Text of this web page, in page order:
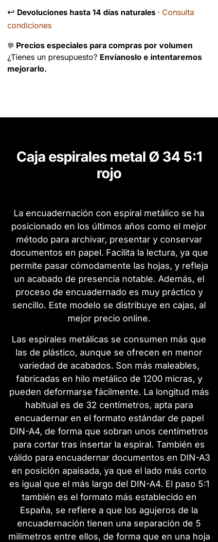
↩️ Devoluciones hasta 14 días naturales · Consulta
condiciones
💬 Precios especiales para compras por volumen
¿Tienes un presupuesto? Envíanoslo e intentaremos
mejorarlo.
Caja espirales metal Ø 34 5:1
rojo
La encuadernación con espiral metálico se ha
posicionado en los últimos años como el mejor
método para archivar, presentar y conservar
documentos en papel. Facilita la lectura, ya que
permite pasar cómodamente las hojas, y refleja
un acabado de presencia notable. Además, el
proceso de encuadernado es muy práctico y
sencillo. Este modelo se distribuye en cajas, al
mejor precio online.
Las espirales metálicas se consumen más que
las de plástico, aunque se ofrecen en menor
variedad de acabados. Son más maleables,
fabricadas en hilo metálico de 1200 micras, y
pueden deformarse fácilmente. La longitud más
habitual es de 32 centímetros, apta para
encuadernar en el formato estándar de papel
DIN-A4, de forma que sobran unos centímetros
para cortar tras insertar la espiral. También es
válido para encuadernar documentos en DIN-A3
en posición apaisada, ya que el lado más corto
es igual que el más largo del DIN-A4. El paso 5:1
también es el formato más establecido en
España, se refiere a que los agujeros de la
encuadernación tienen una separación de 5
milímetros entre ellos, de forma que en una hoja